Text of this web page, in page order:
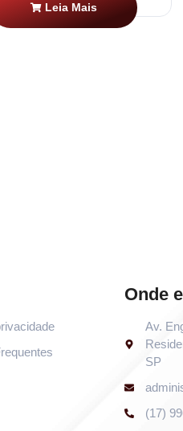
Leia Mais
Onde
Av.
SP
(17)